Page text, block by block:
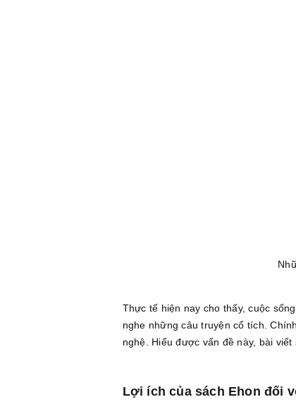
Thực tế hiện nay cho thấy, cuộc
nghe những câu truyện cổ tích.
nghệ. Hiểu được vấn đề này, bài
Lợi ích của sách Ehon đối